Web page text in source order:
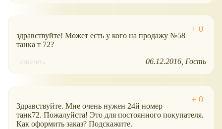
здравствуйте! Может есть у кого на продажу №58
танка т 72?
ответить 06.12.2016 Гость
Здравствуйте. Мне очень нужен 24й номер
танк72. Пожалуйста! Это для постоянного покупателя.
Как оформить заказ? Подскажите.